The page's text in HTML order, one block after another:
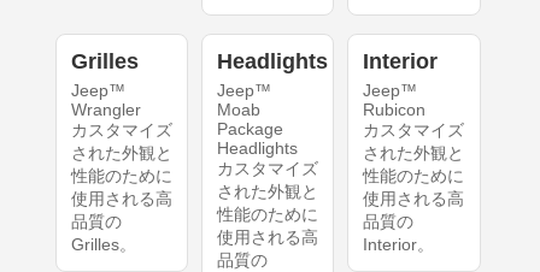
Grilles
Jeep™
Wrangler
カスタマイズ
された外観と
性能のために
使用される高
品質の
Grilles。
Headlights
Jeep™
Moab
Package
Headlights
カスタマイズ
された外観と
性能のために
使用される高
品質の
Interior
Jeep™
Rubicon
カスタマイズ
された外観と
性能のために
使用される高
品質の
Interior。